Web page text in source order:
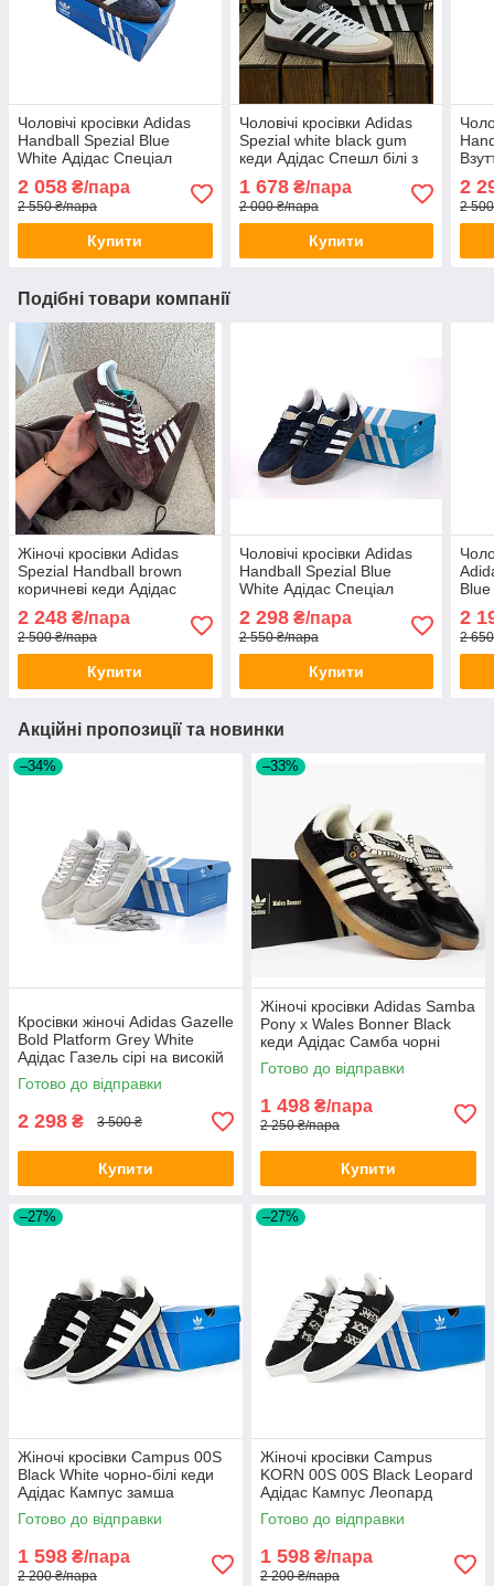
Чоловічі кросівки Adidas
Handball Spezial Blue
White Адідас Спеціал
низькі весна осінь
повсякденні
2 058 ₴/пара
2 550 ₴/пара
Купити
Чоловічі кросівки Adidas
Spezial white black gum
кеди Адідас Спешл білі з
1 678₴/пара
2 000 ₴/пара
Купити
2
2
Подібні товари компанії
Жіночі кросівки Adidas
Spezial Handball brown
коричневі кеди Адідас
Спеціал Спешл замшеві
якісні
2 248 ₴/пара
2 500 ₴/пара
Купити
Чоловічі кросівки Adidas
Handball Spezial Blue
White Адідас Спеціал
Спешл сині замшеві кеди
низькі весна осінь
повсякденні
2 298₴/пара
2 550 ₴/пара
Купити
Blue
2
2
Акційні пропозиції та новинки
–34%
Кросівки жіночі Adidas Gazelle
Bold Platform Grey White
Адідас Газель сірі на високій
підошві платформі замшеві
повсякденні
Готово до відправки
2 298 ₴ 3 500 ₴
Купити
–33%
Жіночі кросівки Adidas Samba
Pony x Wales Bonner Black
кеди Адідас Самба чорні
шкіра
Готово до відправки
1 498 ₴/пара
2 250 ₴/пара
Купити
–27%
Жіночі кросівки Campus 00S
Black White чорно-білі кеди
Адідас Кампус замша
Готово до відправки
1 598 ₴/пара
2 200 ₴/пара
–27%
Жіночі кросівки Campus
KORN 00S 00S Black Leopard
Адідас Кампус Леопард
чорно-білі замшеві
Готово до відправки
1 598 ₴/пара
2 200 ₴/пара